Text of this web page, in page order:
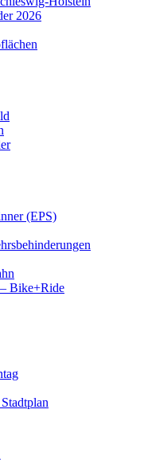
2026
(EPS)
Bike+Ride